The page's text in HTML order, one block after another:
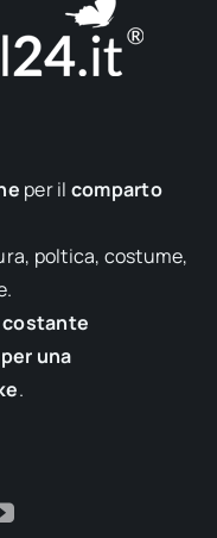
per il comparto
poltica, costume,
costante
una
.